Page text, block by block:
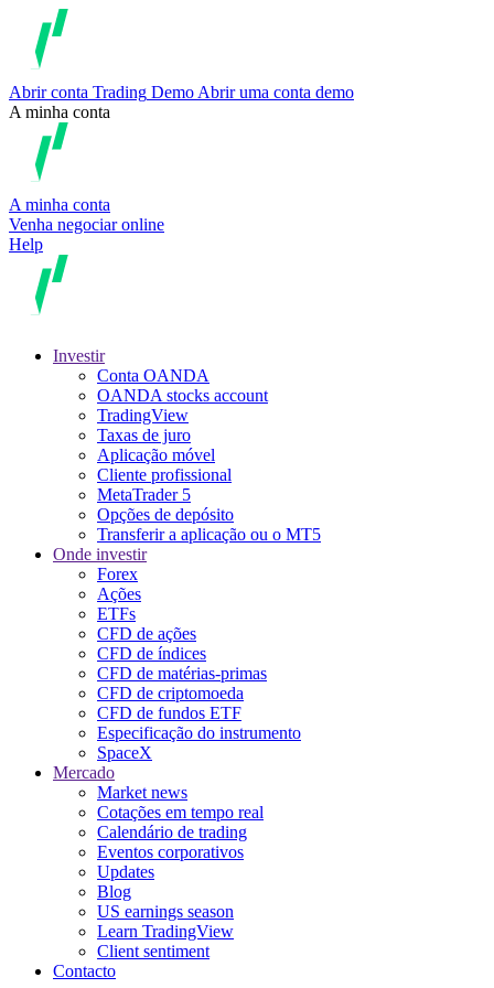
Abrir conta Trading Demo Abrir uma conta demo
A minha conta
A minha conta
Venha negociar online
Help
Investir
Conta OANDA
OANDA stocks account
TradingView
Taxas de juro
Aplicação móvel
Cliente profissional
MetaTrader 5
Opções de depósito
Transferir a aplicação ou o MT5
Onde investir
Forex
Ações
ETFs
CFD de ações
CFD de índices
CFD de matérias-primas
CFD de criptomoeda
CFD de fundos ETF
Especificação do instrumento
SpaceX
Mercado
Market news
Cotações em tempo real
Calendário de trading
Eventos corporativos
Updates
Blog
US earnings season
Learn TradingView
Client sentiment
Contacto